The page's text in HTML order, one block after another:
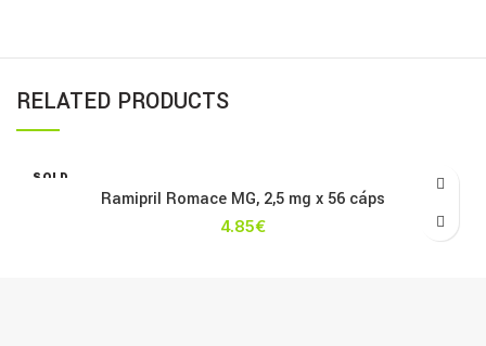
RELATED PRODUCTS
SOLD
Ramipril Romace MG, 2,5 mg x 56 cáps
4.85€